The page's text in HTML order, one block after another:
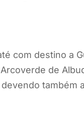
com destino a
de
também